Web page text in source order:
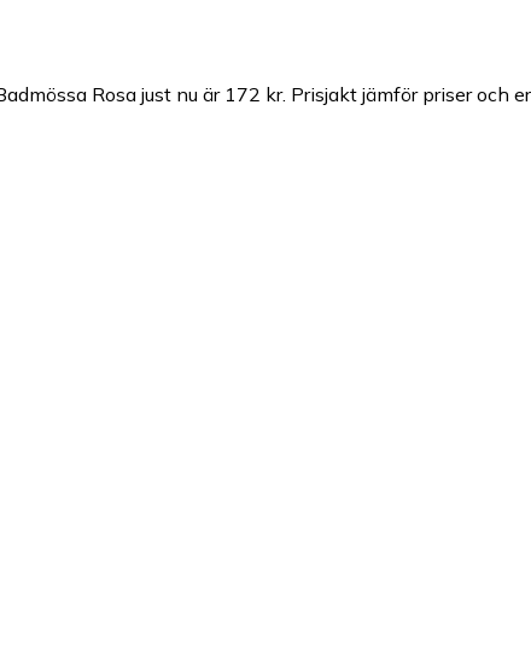
Rosa just nu är 172 kr. Prisjakt jämför priser och